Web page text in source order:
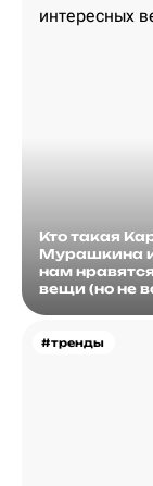
Кто такая
Мурашкина
нам
вещи (но не
#тренды